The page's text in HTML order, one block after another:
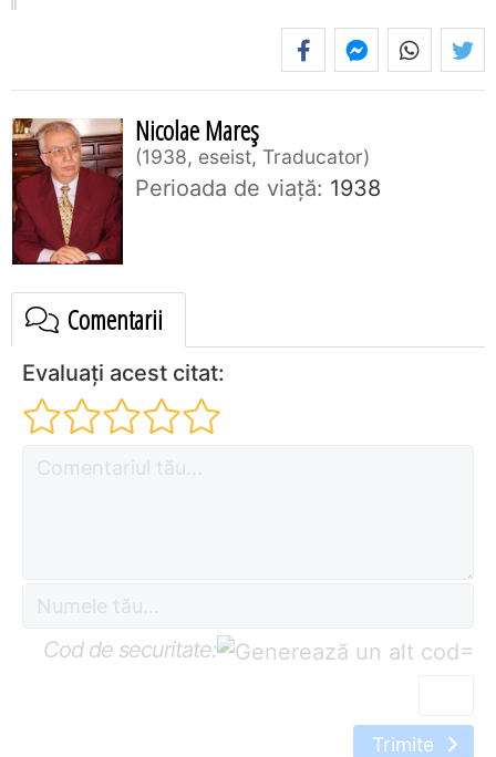
Nicolae Mareș
1938, eseist, Traducator
Perioada de viaţă: 1938
Comentarii
Evaluați acest citat:
Cod de securitate: =
Trimite